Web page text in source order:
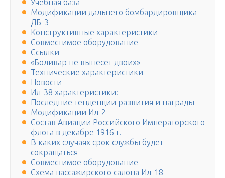
Учебная база
Модификации дальнего бомбардировщика
ДБ-3
Конструктивные характеристики
Совместимое оборудование
Ссылки
«Боливар не вынесет двоих»
Технические характеристики
Новости
Ил-38 характеристики:
Последние тенденции развития и награды
Модификации Ил-2
Состав Авиации Российского Императорского
флота в декабре 1916 г.
В каких случаях срок службы будет
сокращаться
Совместимое оборудование
Схема пассажирского салона Ил-18